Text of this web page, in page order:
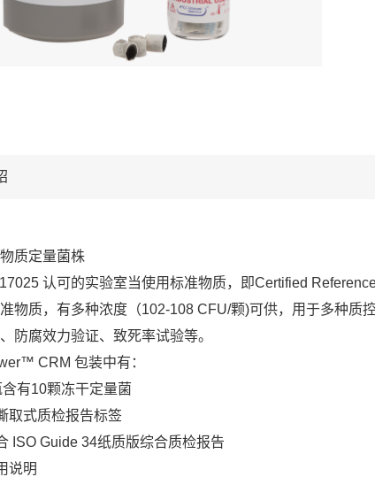
质定量菌株
17025 认可的实验室当使用标准物质，即Certified
物质，有多种浓度（102-108 CFU/颗)可供，用于多种质
防腐效力验证、致死率试验等。
CRM 包装中有：
含有10颗冻干定量菌
取式质检报告标签
ISO Guide 34纸质版综合质检报告
说明